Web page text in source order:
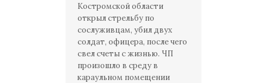
Костромской области
открыл стрельбу по
сослуживцам, убил двух
солдат, офицера, после чего
свел счеты с жизнью. ЧП
произошло в среду в
караульном помещении